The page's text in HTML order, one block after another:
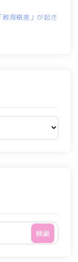
育格差」が起き
検索